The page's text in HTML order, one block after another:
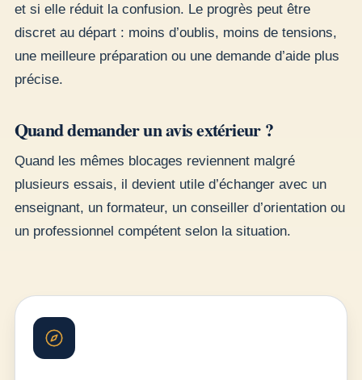
et si elle réduit la confusion. Le progrès peut être
discret au départ : moins d’oublis, moins de tensions,
une meilleure préparation ou une demande d’aide plus
précise.
Quand demander un avis extérieur ?
Quand les mêmes blocages reviennent malgré
plusieurs essais, il devient utile d’échanger avec un
enseignant, un formateur, un conseiller d’orientation ou
un professionnel compétent selon la situation.